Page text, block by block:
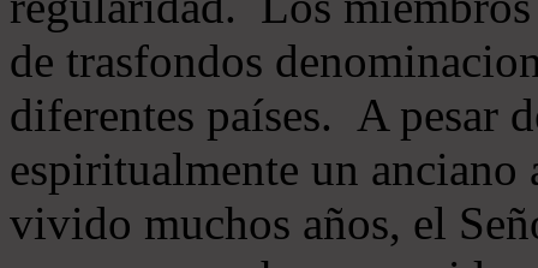
de trasfondos
diferentes países. A pesar
espiritualmente un
vivido muchos años, el